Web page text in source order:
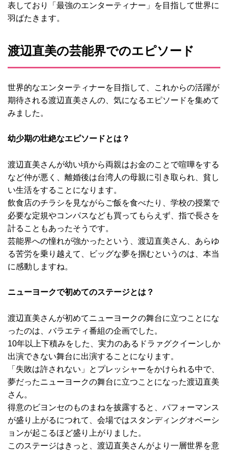
表しており「最強のエンターティナー」を目指して世界に
羽ばたきます。
渡辺直美の芸能界でのエピソード
世界的なエンターティナーを目指して、これからの活躍が
期待される渡辺直美さんの、気になるエピソードを集めて
みました。
幼少期の壮絶なエピソードとは？
渡辺直美さんが幼い頃から両親はお金のことで喧嘩をする
など仲が悪く、離婚後は台湾人の母親に引き取られ、貧し
い生活をすることになります。
飲食店のチラシを見ながらご飯を食べたり、学校の授業で
必要な定規やコンパスなども買ってもらえず、指で長さを
計ることもあったそうです。
芸能界への憧れが強かったという、渡辺直美さん、あらゆ
る苦労を乗り越えて、ビッグな夢を掴むというのは、本当
に感動しますね。
ニューヨークで初めてのステージとは？
渡辺直美さんが初めてニューヨークの舞台に立つことにな
ったのは、バラエティ番組の企画でした。
10年以上下積みをした、実力のあるドラァグクイーンしか
出演できない舞台に出演することになります。
「失敗は許されない」とプレッシャーをかけられる中で、
夢だったニューヨークの舞台に立つことになった渡辺直美
さん。
得意のビヨンセのものまねを披露すると、パフォーマンス
が盛り上がるにつれて、会場ではスタンディングオベーシ
ョンが起こるほど盛り上がりました。
このステージはきっと、渡辺直美さんがより一層世界を意